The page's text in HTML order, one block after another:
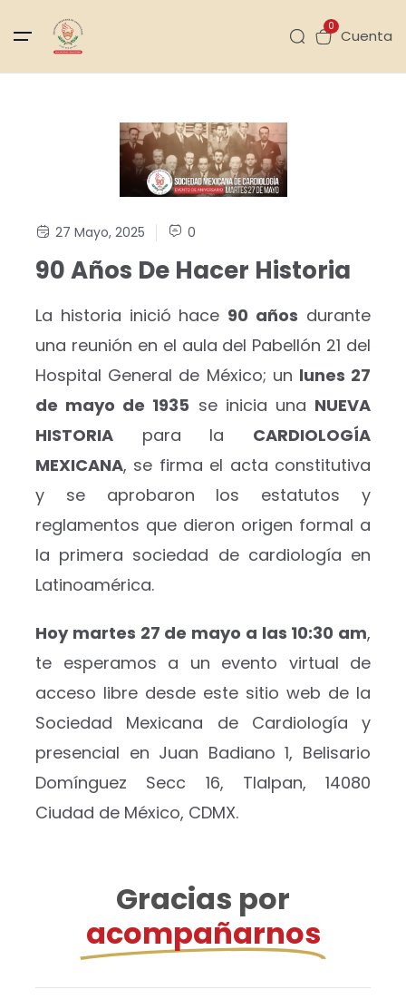
0
Cuenta
27 Mayo, 2025 0
90 Años De Hacer Historia
La historia inició hace 90 años durante
una reunión en el aula del Pabellón 21 del
Hospital General de México; un lunes 27
de mayo de 1935 se inicia una NUEVA
HISTORIA para la CARDIOLOGÍA
MEXICANA, se firma el acta constitutiva
y se aprobaron los estatutos y
reglamentos que dieron origen formal a
la primera sociedad de cardiología en
Latinoamérica.
Hoy martes 27 de mayo a las 10:30 am,
te esperamos a un evento virtual de
acceso libre desde este sitio web de la
Sociedad Mexicana de Cardiología y
presencial en Juan Badiano 1, Belisario
Domínguez Secc 16, Tlalpan, 14080
Ciudad de México, CDMX.
Gracias por
acompañarnos